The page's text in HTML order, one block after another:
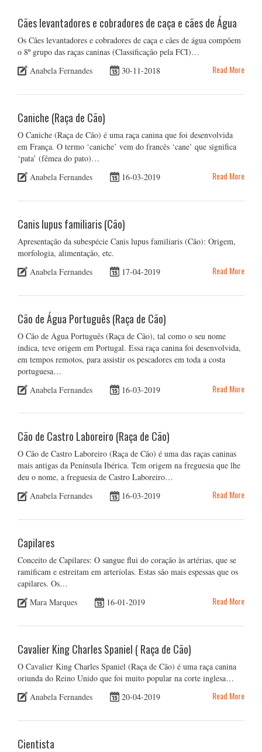
Cães levantadores e cobradores de caça e cães de Água
Os Cães levantadores e cobradores de caça e cães de água compõem
o 8º grupo das raças caninas (Classificação pela FCI)…
Anabela Fernandes
30-11-2018 Read More
Caniche (Raça de Cão)
O Caniche (Raça de Cão) é uma raça canina que foi desenvolvida
em França. O termo ‘caniche’ vem do francês ‘cane’ que significa
‘pata’ (fêmea do pato)…
Anabela Fernandes
16-03-2019 Read More
Canis lupus familiaris (Cão)
Apresentação da subespécie Canis lupus familiaris (Cão): Origem,
morfologia, alimentação, etc.
Anabela Fernandes
17-04-2019 Read More
Cão de Água Português (Raça de Cão)
O Cão de Água Português (Raça de Cão), tal como o seu nome
indica, teve origem em Portugal. Essa raça canina foi desenvolvida,
em tempos remotos, para assistir os pescadores em toda a costa
portuguesa…
Anabela Fernandes
16-03-2019 Read More
Cão de Castro Laboreiro (Raça de Cão)
O Cão de Castro Laboreiro (Raça de Cão) é uma das raças caninas
mais antigas da Península Ibérica. Tem origem na freguesia que lhe
deu o nome, a freguesia de Castro Laboreiro…
Anabela Fernandes
16-03-2019 Read More
Capilares
Conceito de Capilares: O sangue flui do coração às artérias, que se
ramificam e estreitam em arteríolas. Estas são mais espessas que os
capilares. Os…
Mara Marques
16-01-2019 Read More
Cavalier King Charles Spaniel ( Raça de Cão)
O Cavalier King Charles Spaniel (Raça de Cão) é uma raça canina
oriunda do Reino Unido que foi muito popular na corte inglesa…
Anabela Fernandes
20-04-2019 Read More
Cientista